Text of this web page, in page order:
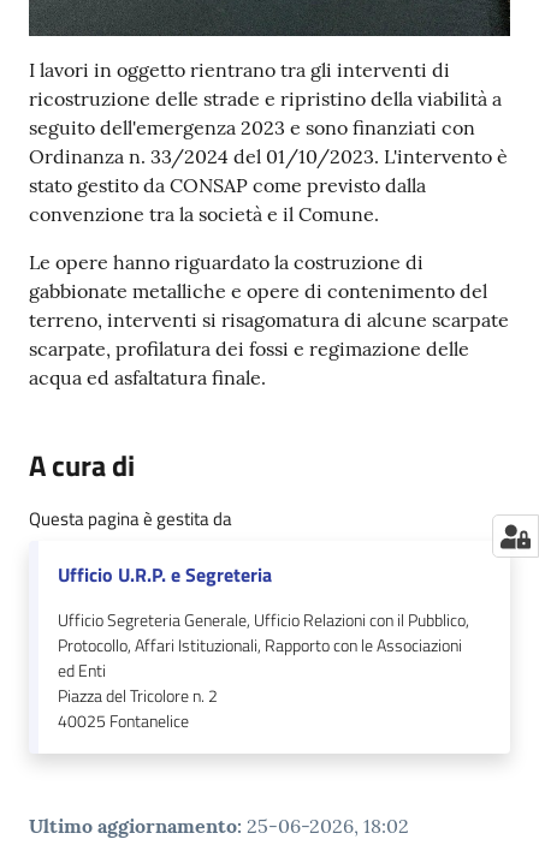
I lavori in oggetto rientrano tra gli interventi di
ricostruzione delle strade e ripristino della viabilità a
seguito dell'emergenza 2023 e sono finanziati con
Ordinanza n. 33/2024 del 01/10/2023. L'intervento è
stato gestito da CONSAP come previsto dalla
convenzione tra la società e il Comune.
Le opere hanno riguardato la costruzione di
gabbionate metalliche e opere di contenimento del
terreno, interventi si risagomatura di alcune scarpate
scarpate, profilatura dei fossi e regimazione delle
acqua ed asfaltatura finale.
A cura di
Questa pagina è gestita da
Ufficio U.R.P. e Segreteria
Ufficio Segreteria Generale, Ufficio Relazioni con il Pubblico,
Protocollo, Affari Istituzionali, Rapporto con le Associazioni
ed Enti
Piazza del Tricolore n. 2
40025 Fontanelice
Ultimo aggiornamento: 25-06-2026, 18:02